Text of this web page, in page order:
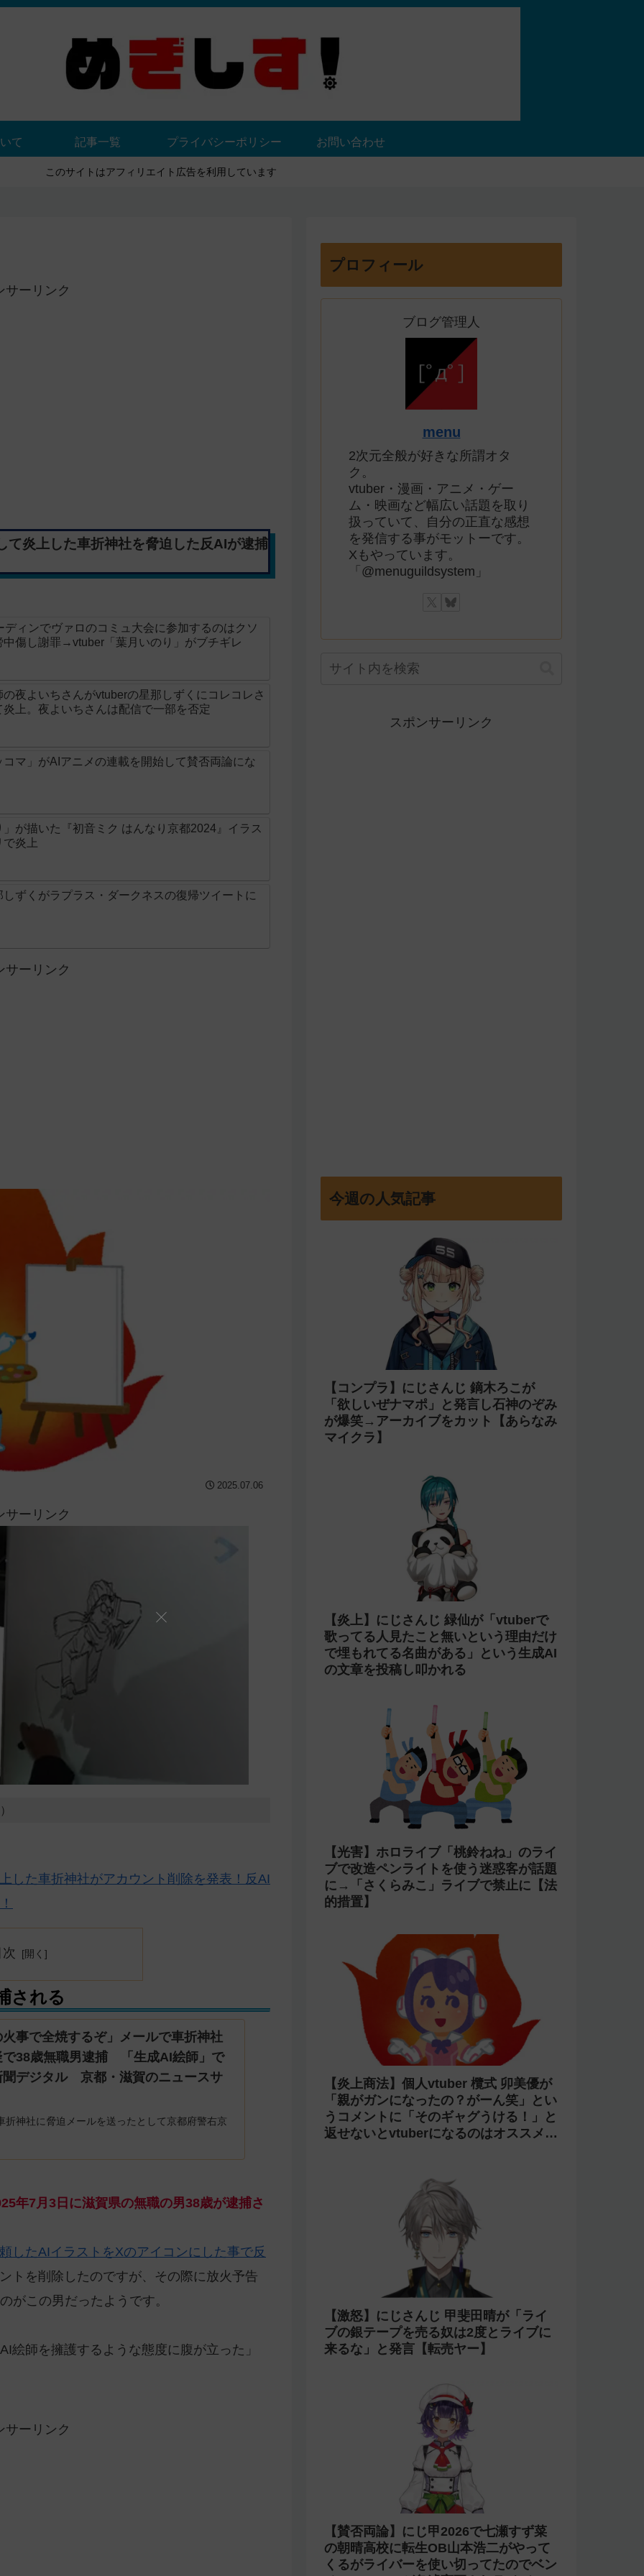
て 記事一覧 プライバシーポリシー お問い合わせ
このサイトはアフィリエイト広告を利用しています
サーリンク
て炎上した車折神社を脅迫した反AIが逮捕
ィンでヴァロのコミュ大会に参加するのはクソ
傷し謝罪→vtuber「葉月いのり」がブチギレ
夜よいちさんがvtuberの星那しずくにコレコレさ
上。夜よいちさんは配信で一部を否定
マ」がAIアニメの連載を開始して賛否両論にな
が描いた『初音ミク はんなり京都2024』イラス
炎上
ずくがラプラス・ダークネスの復帰ツイートに
サーリンク
2025.07.06
サーリンク
した車折神社がアカウント削除を発表！反AI
される
事で全焼するぞ」メールで車折神社
で38歳無職男逮捕 「生成AI絵師」で
聞デジタル 京都・滋賀のニュースサ
折神社に脅迫メールを送ったとして京都府警右京
年7月3日に滋賀県の無職の男38歳が逮捕さ
したAIイラストをXのアイコンにした事で反
トを削除したのですが、その際に放火予告
がこの男だったようです。
絵師を擁護するような態度に腹が立った」
サーリンク
プロフィール
ブログ管理人
menu
2次元全般が好きな所謂オタ
ク。
vtuber・漫画・アニメ・ゲー
ム・映画など幅広い話題を取り
扱っていて、自分の正直な感想
を発信する事がモットーです。
Xもやっています。
「@menuguildsystem」
スポンサーリンク
今週の人気記事
【コンプラ】にじさんじ 鏑木ろこが
「欲しいぜナマポ」と発言し石神のぞみ
が爆笑→アーカイブをカット【あらなみ
マイクラ】
【炎上】にじさんじ 緑仙が「vtuberで
歌ってる人見たこと無いという理由だけ
で埋もれてる名曲がある」という生成AI
の文章を投稿し叩かれる
【光害】ホロライブ「桃鈴ねね」のライ
ブで改造ペンライトを使う迷惑客が話題
に→「さくらみこ」ライブで禁止に【法
的措置】
【炎上商法】個人vtuber 欖式 卯美優が
「親がガンになったの？がーん笑」とい
うコメントに「そのギャグうける！」と
返せないとvtuberになるのはオススメし
【激怒】にじさんじ 甲斐田晴が「ライ
ブの銀テープを売る奴は2度とライブに
来るな」と発言【転売ヤー】
【賛否両論】にじ甲2026で七瀬すず菜
の朝晴高校に転生OB山本浩二がやって
くるがライバーを使い切ってたのでベン